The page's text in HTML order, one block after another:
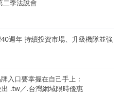
二季法說會
週年 持續投資市場、升級機隊並強
入口要掌握在自己手上：
.tw／.台灣網域限時優惠